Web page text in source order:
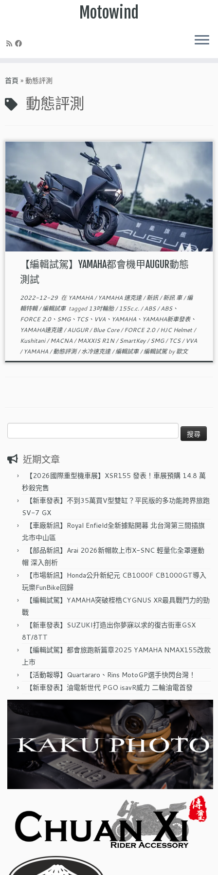
to
Motowind
首頁 » 動態評測
動態評測
【編輯試駕】YAMAHA都會機甲AUGUR動態
測試
2022-12-29在 YAMAHA/ YAMAHA 速克達/新訊/新訊 車/編
輯特輯/編輯試車 tagged13吋輪胎/155c.c./ABS/ABS、
FORCE 2.0、SMG、TCS、VVA、YAMAHA、YAMAHA新車發表、
YAMAHA速克達/AUGUR/Blue Core/FORCE 2.0/HJC Helmet/
Kushitani/MACNA/MAXXIS R1N/SmartKey/SMG/TCS/ VVA
/ YAMAHA/動態評測/水冷速克達/編輯試車/編輯試駕by歐文
尋
鍵
近期文章
【2026國際重型機車展】XSR155 發表！車展預購 14.8 萬
秒殺完售
【新車發表】不到35萬買V型雙缸？平民版的多功能跨界旅跑
SV-7 GX
【車廠新訊】Royal Enfield全新據點開幕 北台灣第三間插旗
北市中山區
【部品新訊】Arai 2026新帽款上市X-SNC 輕量化全罩運動
帽 深入剖析
【市場新訊】Honda公升新紀元 CB1000F CB1000GT導入
玩樂FunBike回歸
【編輯試駕】YAMAHA突破桎梏CYGNUS XR最具戰鬥力的勁
戰
【新車發表】SUZUKI打造出你夢寐以求的復古街車GSX
8T/8TT
【編輯試駕】都會旅跑新篇章2025 YAMAHA NMAX155改款
上市
【活動報導】Quartararo、Rins MotoGP選手快閃台灣！
【新車發表】油電新世代 PGO isavR威力 二輪油電首發